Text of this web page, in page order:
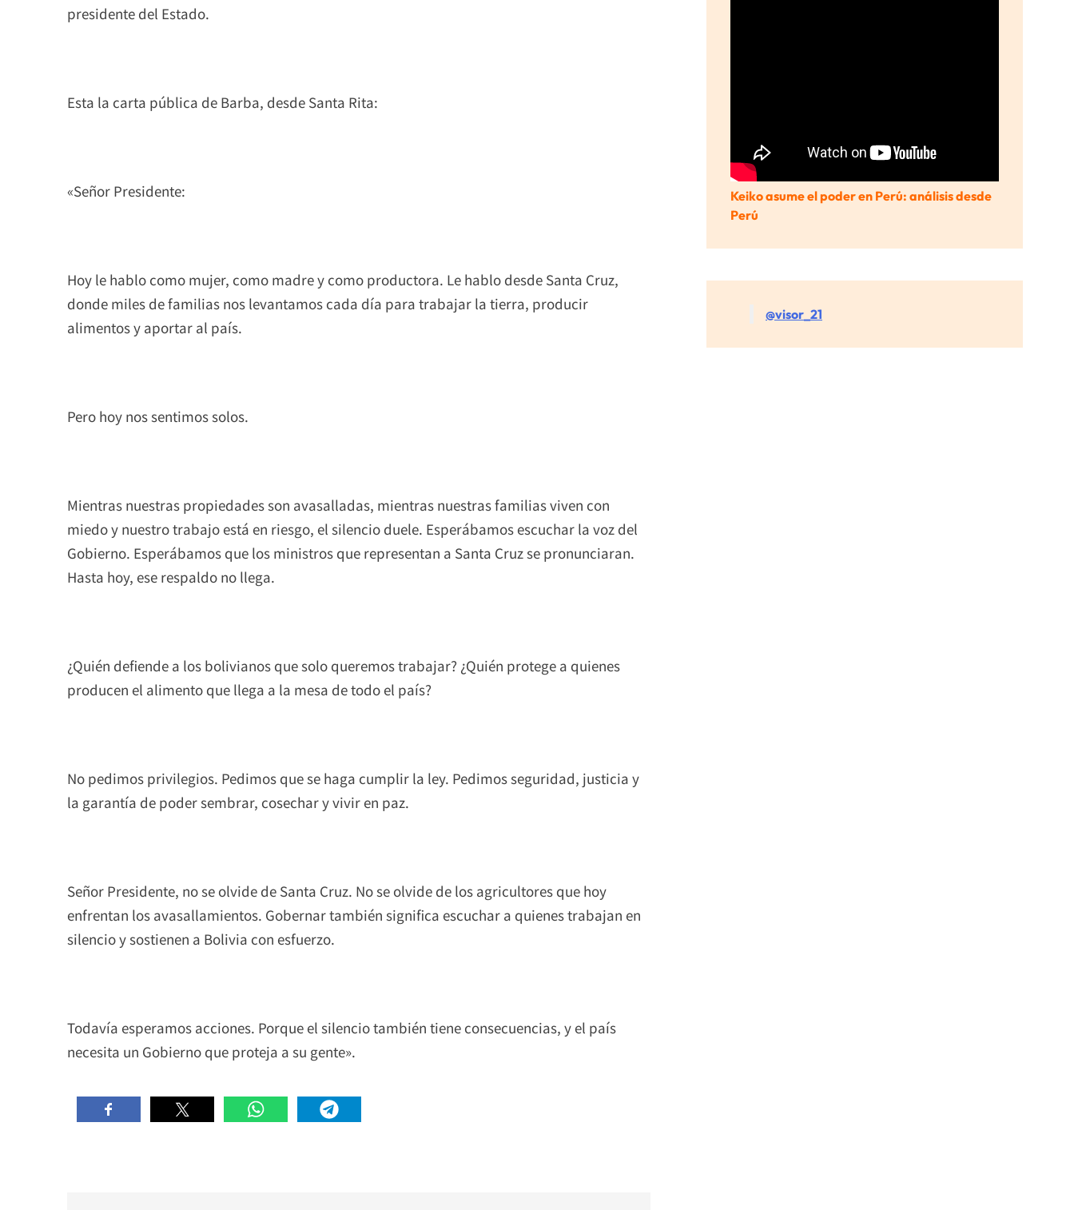
presidente del Estado.
Esta la carta pública de Barba, desde Santa Rita:
«Señor Presidente:
Hoy le hablo como mujer, como madre y como productora. Le hablo desde Santa Cruz,
donde miles de familias nos levantamos cada día para trabajar la tierra, producir
alimentos y aportar al país.
Pero hoy nos sentimos solos.
Mientras nuestras propiedades son avasalladas, mientras nuestras familias viven con
miedo y nuestro trabajo está en riesgo, el silencio duele. Esperábamos escuchar la voz del
Gobierno. Esperábamos que los ministros que representan a Santa Cruz se pronunciaran.
Hasta hoy, ese respaldo no llega.
¿Quién defiende a los bolivianos que solo queremos trabajar? ¿Quién protege a quienes
producen el alimento que llega a la mesa de todo el país?
No pedimos privilegios. Pedimos que se haga cumplir la ley. Pedimos seguridad, justicia y
la garantía de poder sembrar, cosechar y vivir en paz.
Señor Presidente, no se olvide de Santa Cruz. No se olvide de los agricultores que hoy
enfrentan los avasallamientos. Gobernar también significa escuchar a quienes trabajan en
silencio y sostienen a Bolivia con esfuerzo.
Todavía esperamos acciones. Porque el silencio también tiene consecuencias, y el país
necesita un Gobierno que proteja a su gente».
Keiko asume el poder en Perú: análisis desde
Perú
@visor_21